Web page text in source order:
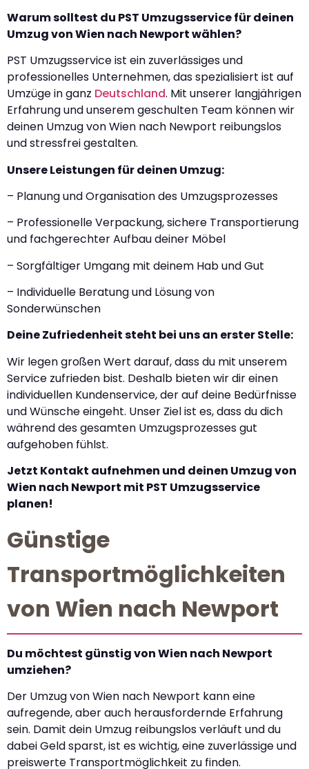
Warum solltest du PST Umzugsservice für deinen
Umzug von Wien nach Newport wählen?
PST Umzugsservice ist ein zuverlässiges und
professionelles Unternehmen, das spezialisiert ist auf
Umzüge in ganz Deutschland. Mit unserer langjährigen
Erfahrung und unserem geschulten Team können wir
deinen Umzug von Wien nach Newport reibungslos
und stressfrei gestalten.
Unsere Leistungen für deinen Umzug:
– Planung und Organisation des Umzugsprozesses
– Professionelle Verpackung, sichere Transportierung
und fachgerechter Aufbau deiner Möbel
– Sorgfältiger Umgang mit deinem Hab und Gut
– Individuelle Beratung und Lösung von
Sonderwünschen
Deine Zufriedenheit steht bei uns an erster Stelle:
Wir legen großen Wert darauf, dass du mit unserem
Service zufrieden bist. Deshalb bieten wir dir einen
individuellen Kundenservice, der auf deine Bedürfnisse
und Wünsche eingeht. Unser Ziel ist es, dass du dich
während des gesamten Umzugsprozesses gut
aufgehoben fühlst.
Jetzt Kontakt aufnehmen und deinen Umzug von
Wien nach Newport mit PST Umzugsservice
planen!
Günstige
Transportmöglichkeiten
von Wien nach Newport
Du möchtest günstig von Wien nach Newport
umziehen?
Der Umzug von Wien nach Newport kann eine
aufregende, aber auch herausfordernde Erfahrung
sein. Damit dein Umzug reibungslos verläuft und du
dabei Geld sparst, ist es wichtig, eine zuverlässige und
preiswerte Transportmöglichkeit zu finden.